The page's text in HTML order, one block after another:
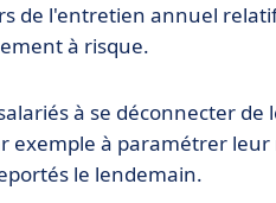
de l'entretien annuel
à risque.
à se déconnecter de
exemple à paramétrer
le lendemain.